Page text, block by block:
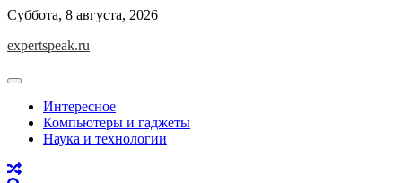
Skip
content
Суббота, 8 августа, 2026
expertspeak.ru
Интересное
Компьютеры и гаджеты
Наука и технологии